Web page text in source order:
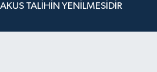
TALİHİN YENİLMESİDİR